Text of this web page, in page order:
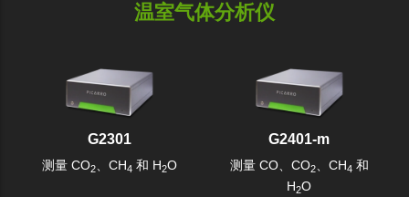
温室气体分析仪
G2301
测量 CO2、CH4 和 H2O
G2401-m
测量 CO、CO2、CH4 和
H2O